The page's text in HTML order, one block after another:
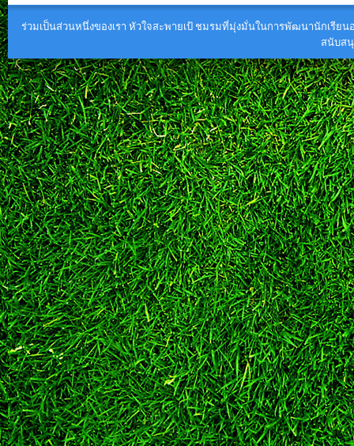
ร่วมเป็นส่วนหนึ่งของเรา หัวใจสะพายเป้ ชมรมที่มุ่งมั่นในการพัฒนานักเรี
สนับส